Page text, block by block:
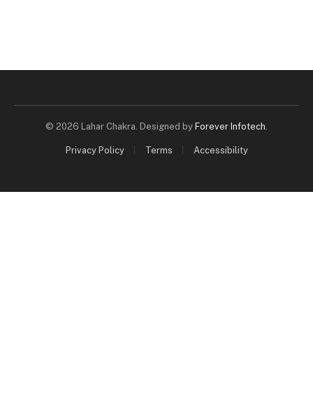
© 2026 Lahar Chakra. Designed by Forever Infotech
Privacy Policy Terms Accessibility